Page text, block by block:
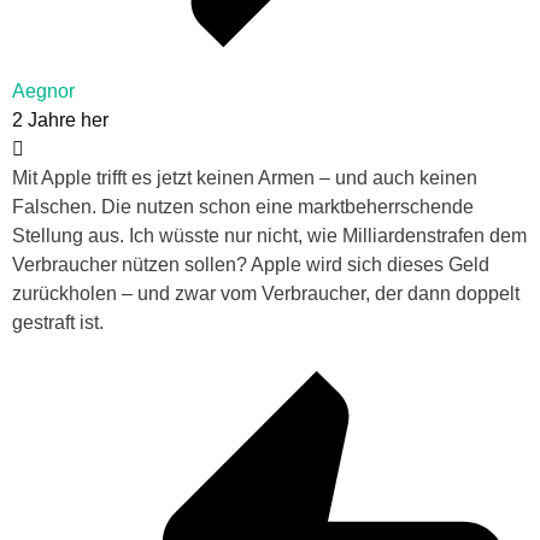
Aegnor
2 Jahre her
Mit Apple trifft es jetzt keinen Armen – und auch keinen
Falschen. Die nutzen schon eine marktbeherrschende
Stellung aus. Ich wüsste nur nicht, wie Milliardenstrafen dem
Verbraucher nützen sollen? Apple wird sich dieses Geld
zurückholen – und zwar vom Verbraucher, der dann doppelt
gestraft ist.